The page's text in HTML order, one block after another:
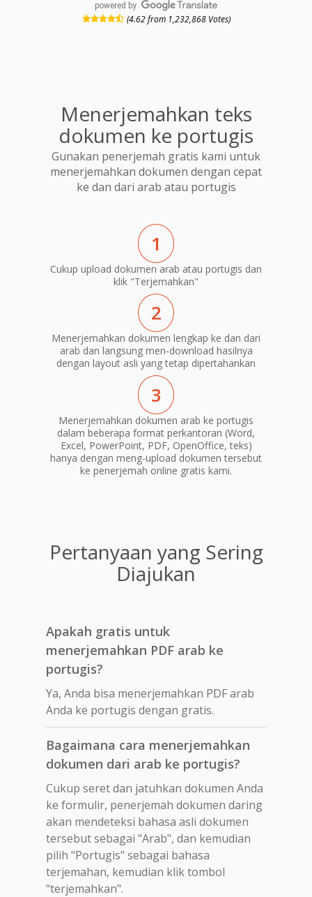
powered by
(4.62 from 1,232,868 Votes)
Menerjemahkan teks
dokumen ke portugis
Gunakan penerjemah gratis kami untuk
menerjemahkan dokumen dengan cepat
ke dan dari arab atau portugis
1
Cukup upload dokumen arab atau portugis dan
klik "Terjemahkan"
2
Menerjemahkan dokumen lengkap ke dan dari
arab dan langsung men-download hasilnya
dengan layout asli yang tetap dipertahankan
3
Menerjemahkan dokumen arab ke portugis
dalam beberapa format perkantoran (Word,
Excel, PowerPoint, PDF, OpenOffice, teks)
hanya dengan meng-upload dokumen tersebut
ke penerjemah online gratis kami.
Pertanyaan yang Sering
Diajukan
Apakah gratis untuk
menerjemahkan PDF arab ke
portugis?
Ya, Anda bisa menerjemahkan PDF arab
Anda ke portugis dengan gratis.
Bagaimana cara menerjemahkan
dokumen dari arab ke portugis?
Cukup seret dan jatuhkan dokumen Anda
ke formulir, penerjemah dokumen daring
akan mendeteksi bahasa asli dokumen
tersebut sebagai "Arab", dan kemudian
pilih "Portugis" sebagai bahasa
terjemahan, kemudian klik tombol
"terjemahkan".